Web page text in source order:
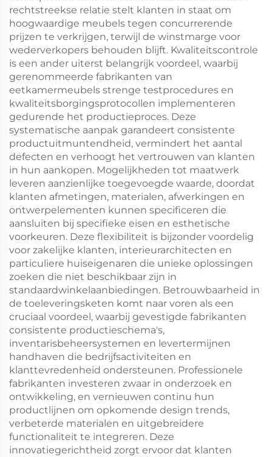
rechtstreekse relatie stelt klanten in staat om
hoogwaardige meubels tegen concurrerende
prijzen te verkrijgen, terwijl de winstmarge voor
wederverkopers behouden blijft. Kwaliteitscontrole
is een ander uiterst belangrijk voordeel, waarbij
gerenommeerde fabrikanten van
eetkamermeubels strenge testprocedures en
kwaliteitsborgingsprotocollen implementeren
gedurende het productieproces. Deze
systematische aanpak garandeert consistente
productuitmuntendheid, vermindert het aantal
defecten en verhoogt het vertrouwen van klanten
in hun aankopen. Mogelijkheden tot maatwerk
leveren aanzienlijke toegevoegde waarde, doordat
klanten afmetingen, materialen, afwerkingen en
ontwerpelementen kunnen specificeren die
aansluiten bij specifieke eisen en esthetische
voorkeuren. Deze flexibiliteit is bijzonder voordelig
voor zakelijke klanten, interieurarchitecten en
particuliere huiseigenaren die unieke oplossingen
zoeken die niet beschikbaar zijn in
standaardwinkelaanbiedingen. Betrouwbaarheid in
de toeleveringsketen komt naar voren als een
cruciaal voordeel, waarbij gevestigde fabrikanten
consistente productieschema's,
inventarisbeheersystemen en levertermijnen
handhaven die bedrijfsactiviteiten en
klanttevredenheid ondersteunen. Professionele
fabrikanten investeren zwaar in onderzoek en
ontwikkeling, en vernieuwen continu hun
productlijnen om opkomende design trends,
verbeterde materialen en uitgebreidere
functionaliteit te integreren. Deze
innovatiegerichtheid zorgt ervoor dat klanten